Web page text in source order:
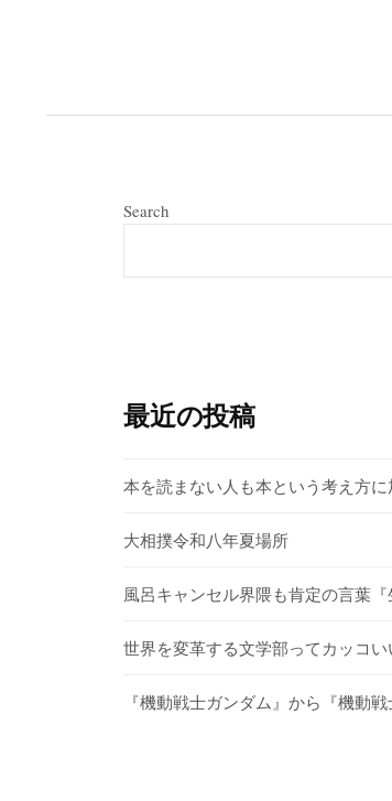
Search
最近の投稿
本を読まない人も本という考え方
大相撲令和八年夏場所
風呂キャンセル界隈も肯定の言葉
世界を変革する文学部ってカッコ
『機動戦士ガンダム』から『機動